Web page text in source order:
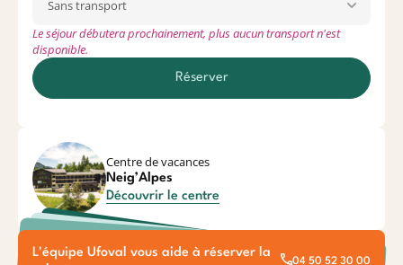
Le séjour débutera prochainement, plus aucun transport n'est
disponible.
Réserver
Centre de vacances
Neig’Alpes
Découvrir le centre
L'équipe Ufoval vous aide à réserver la
04 50 52 30 00